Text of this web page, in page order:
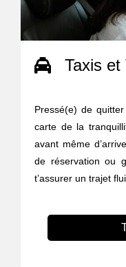
Taxis et
Pressé(e) de
carte de la
avant même
de réservation ou
t’assurer un trajet